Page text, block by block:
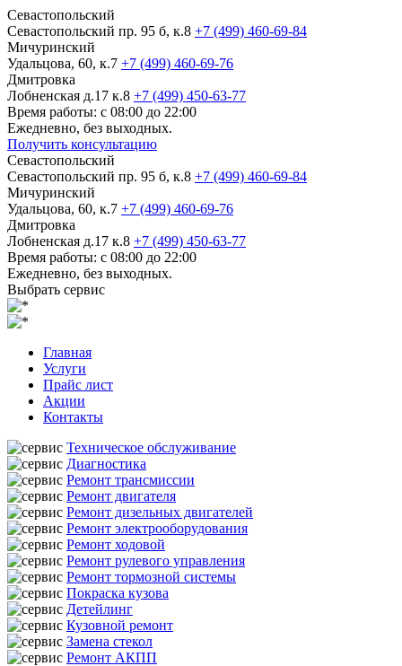
Севастопольский
Севастопольский пр. 95 б, к.8 +7 (499) 460-69-84
Мичуринский
Удальцова, 60, к.7 +7 (499) 460-69-76
Дмитровка
Лобненская д.17 к.8 +7 (499) 450-63-77
Время работы: с 08:00 до 22:00
Ежедневно, без выходных.
Получить консультацию
Севастопольский
Севастопольский пр. 95 б, к.8 +7 (499) 460-69-84
Мичуринский
Удальцова, 60, к.7 +7 (499) 460-69-76
Дмитровка
Лобненская д.17 к.8 +7 (499) 450-63-77
Время работы: с 08:00 до 22:00
Ежедневно, без выходных.
Выбрать сервис
Главная
Услуги
Прайс лист
Акции
Контакты
Техническое обслуживание
Диагностика
Ремонт трансмиссии
Ремонт двигателя
Ремонт дизельных двигателей
Ремонт электрооборудования
Ремонт ходовой
Ремонт рулевого управления
Ремонт тормозной системы
Покраска кузова
Детейлинг
Кузовной ремонт
Замена стекол
Ремонт АКПП